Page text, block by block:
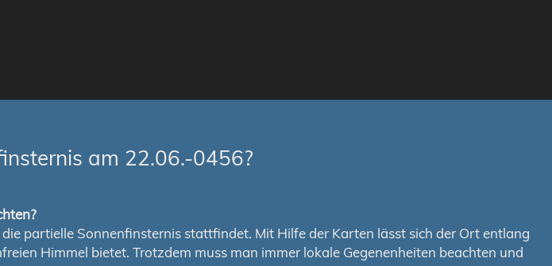
am 22.06.-0456?
partielle Sonnenfinsternis stattfindet. Mit Hilfe der Karten lässt sich der Ort entlang
Himmel bietet. Trotzdem muss man immer lokale Gegenenheiten beachten und